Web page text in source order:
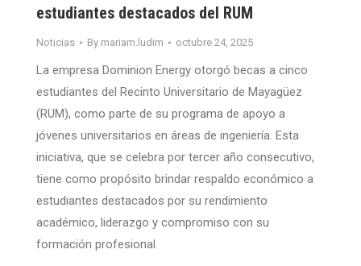
estudiantes destacados del RUM
Noticias By mariam.ludim octubre 24, 2025
La empresa Dominion Energy otorgó becas a cinco
estudiantes del Recinto Universitario de Mayagüez
(RUM), como parte de su programa de apoyo a
jóvenes universitarios en áreas de ingeniería. Esta
iniciativa, que se celebra por tercer año consecutivo,
tiene como propósito brindar respaldo económico a
estudiantes destacados por su rendimiento
académico, liderazgo y compromiso con su
formación profesional.